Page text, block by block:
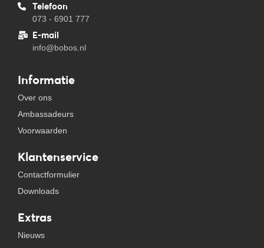
Telefoon
073 - 6901 777
E-mail
info@bobos.nl
Informatie
Over ons
Ambassadeurs
Voorwaarden
Klantenservice
Contactformulier
Downloads
Extras
Nieuws